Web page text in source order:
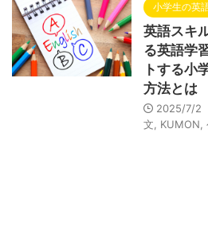
小学生の英
英語スキ
る英語学
トする小
方法とは
2025/7/2
文
KUMON